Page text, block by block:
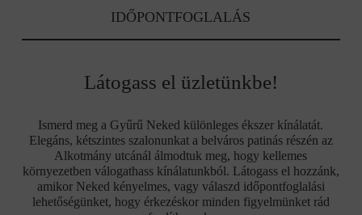
IDŐPONTFOGLALÁS
Látogass el üzletünkbe!
Ismerd meg a Gyűrű Neked különleges ékszer kínálatát.
Elegáns, kétszintes szalonunkat a belváros patinás részén az
Alkotmány utcánál álmodtuk meg, hogy kellemes
környezetben válogathass kínálatunkból. Látogass el hozzánk,
amikor Neked kényelmes, vagy válaszd időpontfoglalási
lehetőségünket, hogy érkezéskor minden figyelmünket rád